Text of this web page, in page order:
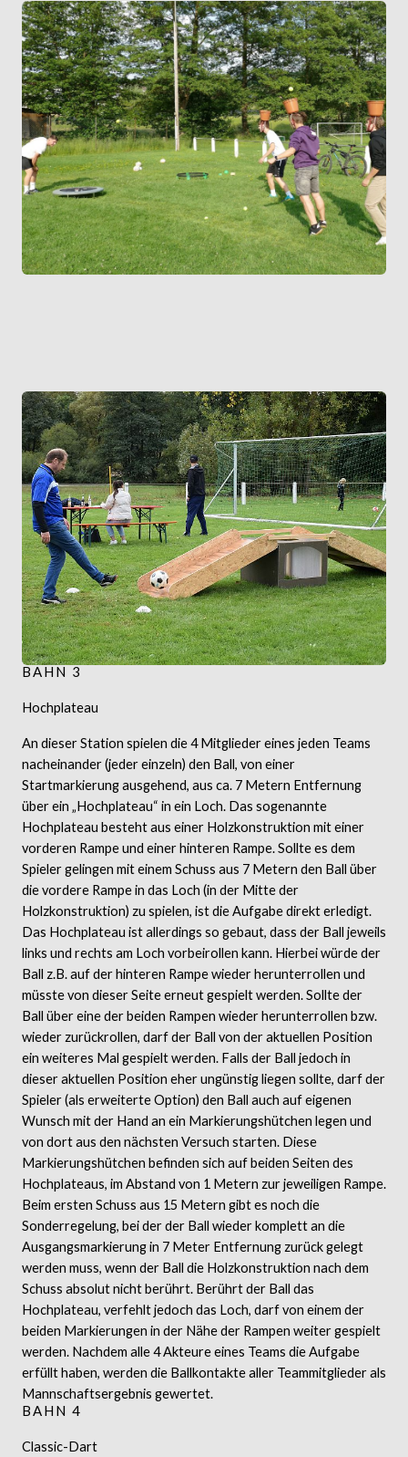
BAHN 3
Hochplateau
An dieser Station spielen die 4 Mitglieder eines jeden Teams
nacheinander (jeder einzeln) den Ball, von einer
Startmarkierung ausgehend, aus ca. 7 Metern Entfernung
über ein „Hochplateau“ in ein Loch. Das sogenannte
Hochplateau besteht aus einer Holzkonstruktion mit einer
vorderen Rampe und einer hinteren Rampe. Sollte es dem
Spieler gelingen mit einem Schuss aus 7 Metern den Ball über
die vordere Rampe in das Loch (in der Mitte der
Holzkonstruktion) zu spielen, ist die Aufgabe direkt erledigt.
Das Hochplateau ist allerdings so gebaut, dass der Ball jeweils
links und rechts am Loch vorbeirollen kann. Hierbei würde der
Ball z.B. auf der hinteren Rampe wieder herunterrollen und
müsste von dieser Seite erneut gespielt werden. Sollte der
Ball über eine der beiden Rampen wieder herunterrollen bzw.
wieder zurückrollen, darf der Ball von der aktuellen Position
ein weiteres Mal gespielt werden. Falls der Ball jedoch in
dieser aktuellen Position eher ungünstig liegen sollte, darf der
Spieler (als erweiterte Option) den Ball auch auf eigenen
Wunsch mit der Hand an ein Markierungshütchen legen und
von dort aus den nächsten Versuch starten. Diese
Markierungshütchen befinden sich auf beiden Seiten des
Hochplateaus, im Abstand von 1 Metern zur jeweiligen Rampe.
Beim ersten Schuss aus 15 Metern gibt es noch die
Sonderregelung, bei der der Ball wieder komplett an die
Ausgangsmarkierung in 7 Meter Entfernung zurück gelegt
werden muss, wenn der Ball die Holzkonstruktion nach dem
Schuss absolut nicht berührt. Berührt der Ball das
Hochplateau, verfehlt jedoch das Loch, darf von einem der
beiden Markierungen in der Nähe der Rampen weiter gespielt
werden. Nachdem alle 4 Akteure eines Teams die Aufgabe
erfüllt haben, werden die Ballkontakte aller Teammitglieder als
Mannschaftsergebnis gewertet.
BAHN 4
Classic-Dart